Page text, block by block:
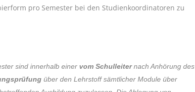
pro Semester bei den Studienkoordinatoren zu
sind innerhalb einer vom Schulleiternach Anhörung des
über den Lehrstoff sämtlicher Module über